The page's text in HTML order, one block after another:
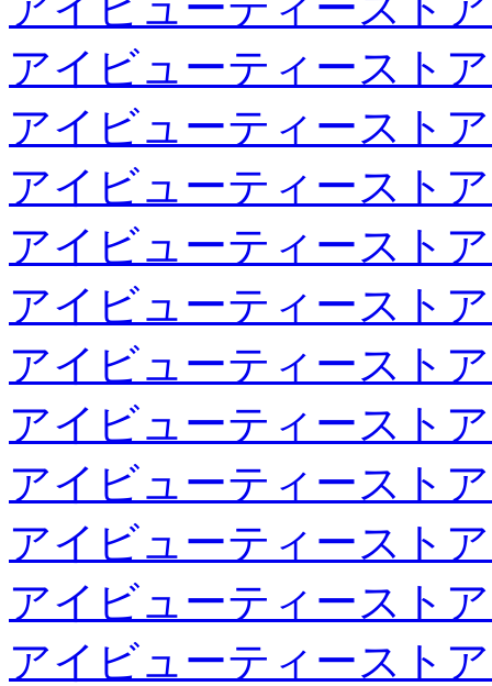
アイビューティースト
アイビューティースト
アイビューティースト
アイビューティースト
アイビューティースト
アイビューティースト
アイビューティースト
アイビューティースト
アイビューティースト
アイビューティースト
アイビューティースト